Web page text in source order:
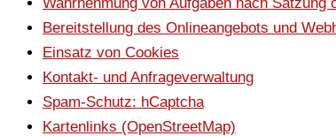
Bereitstellung des Onlineangebots und
Einsatz von Cookies
Kontakt- und Anfrageverwaltung
Spam-Schutz: hCaptcha
Kartenlinks (OpenStreetMap)